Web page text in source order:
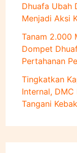
Dhuafa Ubah
Menjadi Aksi
Tanam 2.000
Dompet
Pertahanan
Tingkatkan
Internal,
Tangani